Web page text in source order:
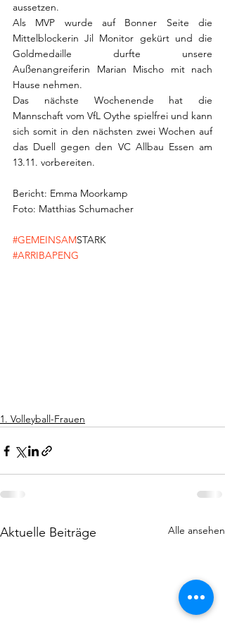
aussetzen.
Als MVP wurde auf Bonner Seite die
Mittelblockerin Jil Monitor gekürt und die
Goldmedaille durfte unsere
Außenangreiferin Marian Mischo mit nach
Hause nehmen.
Das nächste Wochenende hat die
Mannschaft vom VfL Oythe spielfrei und kann
sich somit in den nächsten zwei Wochen auf
das Duell gegen den VC Allbau Essen am
13.11. vorbereiten.
Bericht: Emma Moorkamp
Foto: Matthias Schumacher
#GEMEINSAMSTARK
#ARRIBAPENG
1. Volleyball-Frauen
Aktuelle Beiträge Alle ansehen